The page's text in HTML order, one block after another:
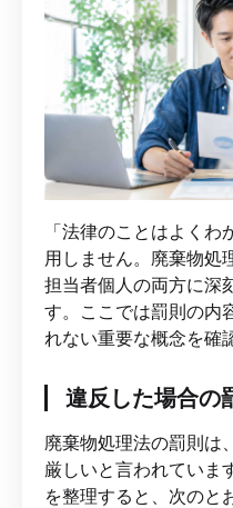
「法律のことはよく
用しません。廃棄物処
担当者個人の両方に深
す。ここでは罰則の内
れない重要な概念を確
違反した場合の
廃棄物処理法の罰則は
厳しいと言われていま
を整理すると、次のと